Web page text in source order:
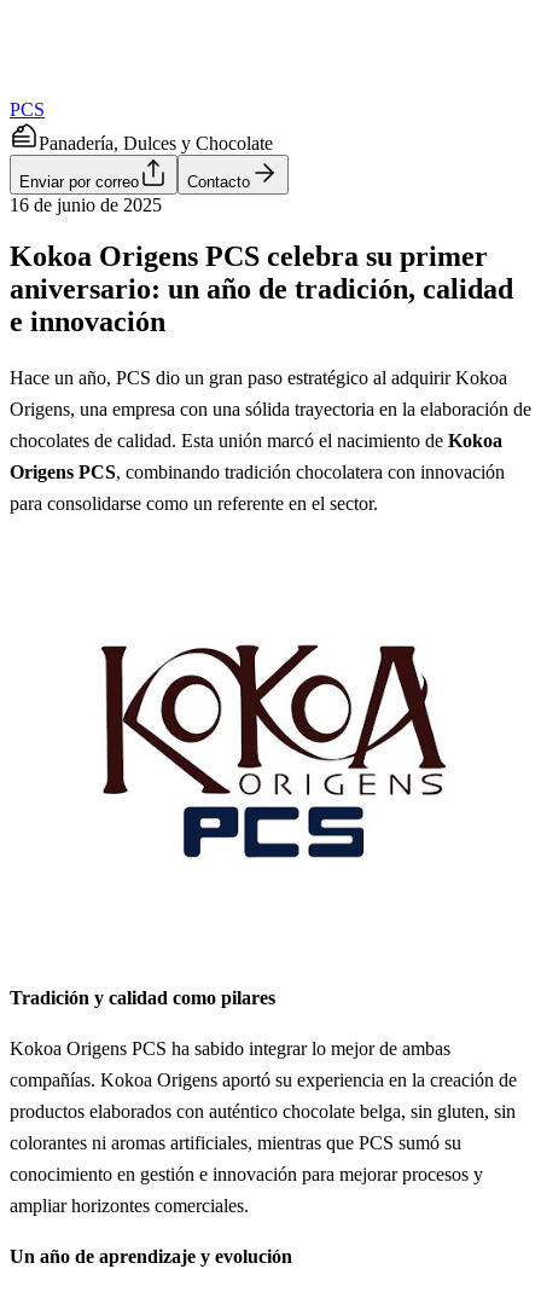
PCS
Panadería, Dulces y Chocolate
Enviar por correo Contacto
16 de junio de 2025
Kokoa Origens PCS celebra su primer
aniversario: un año de tradición, calidad
e innovación
Hace un año, PCS dio un gran paso estratégico al adquirir Kokoa
Origens, una empresa con una sólida trayectoria en la elaboración de
chocolates de calidad. Esta unión marcó el nacimiento de Kokoa
Origens PCS, combinando tradición chocolatera con innovación
para consolidarse como un referente en el sector.
Tradición y calidad como pilares
Kokoa Origens PCS ha sabido integrar lo mejor de ambas
compañías. Kokoa Origens aportó su experiencia en la creación de
productos elaborados con auténtico chocolate belga, sin gluten, sin
colorantes ni aromas artificiales, mientras que PCS sumó su
conocimiento en gestión e innovación para mejorar procesos y
ampliar horizontes comerciales.
Un año de aprendizaje y evolución